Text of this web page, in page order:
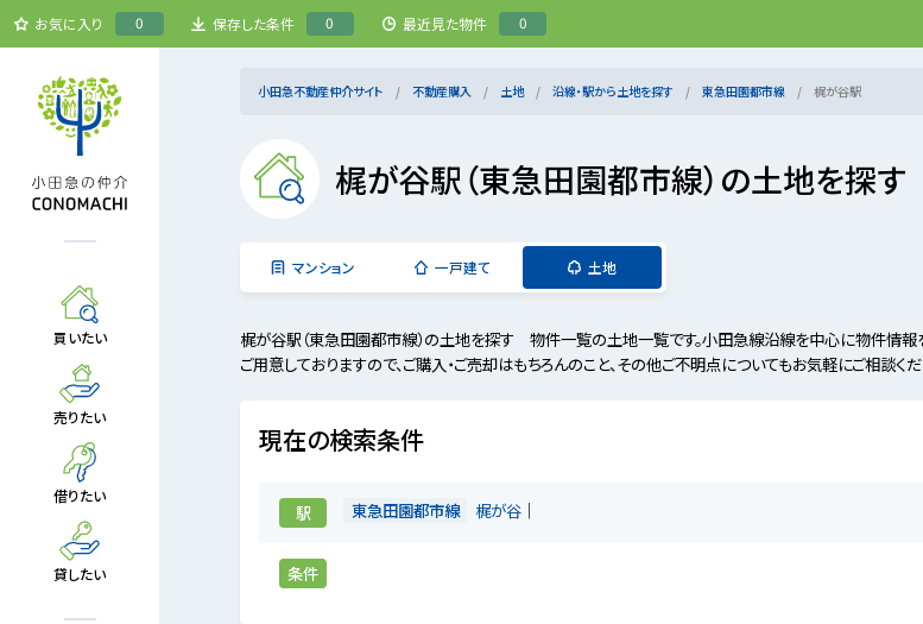
お気に入り 0 保存した条件 0 最近見た物件 0
買いたい
売りたい
借りたい
貸したい
小田急不動産仲介サイト 不動産購入 土地 沿線・駅から土地を探す 東急田園都市線 梶が谷駅
梶が谷駅（東急田園都市線）の土地を探
マンション 一戸建て 土地
梶が谷駅（東急田園都市線）の土地を探す 物件一覧の土地一覧です。小田急線沿線を中心に物件情
ご用意しておりますので、ご購入・ご売却はもちろんのこと、その他ご不明点についてもお気軽にご相談くだ
現在の検索条件
駅 東急田園都市線 梶が谷
条件